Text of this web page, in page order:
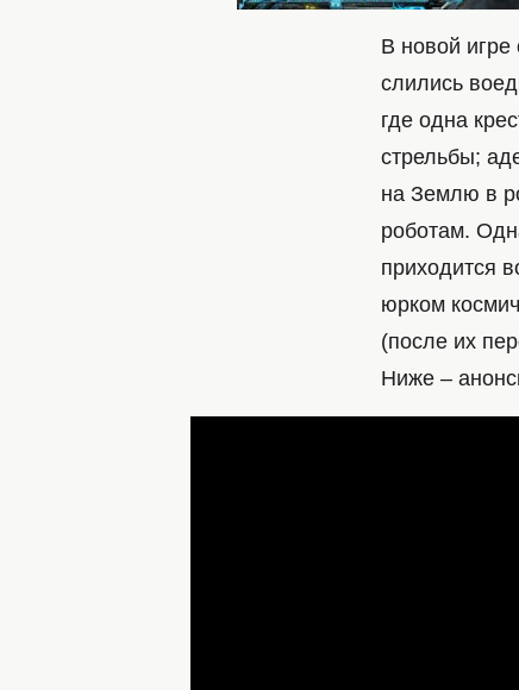
В новой игре
слились
где одна
стрельбы;
на Землю в
роботам.
приходится
юрком
(после их
Ниже –